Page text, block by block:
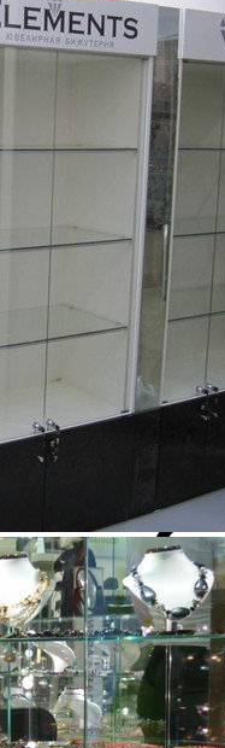
Более 25 лет на
Бесплатный замер